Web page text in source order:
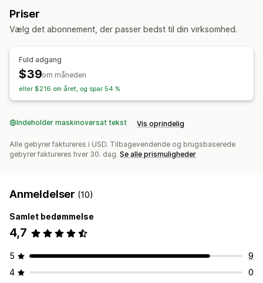
Overvågning af resultater
Import og eksport
Interne links
Priser
Vælg det abonnement, der passer bedst til din virksomhed.
Fuld adgang
$39om måneden
eller $216 om året, og spar 54 %
Indeholder maskinoversat tekst Vis oprindelig
Alle gebyrer faktureres i USD. Tilbagevendende og brugsbaserede
gebyrer faktureres hver 30. dag. Se alle prismuligheder
Anmeldelser (10)
Samlet bedømmelse
4,7
5
9
4
0